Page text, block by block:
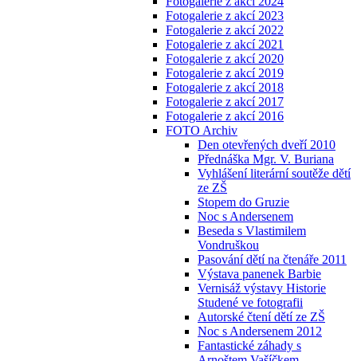
Fotogalerie z akcí 2023
Fotogalerie z akcí 2022
Fotogalerie z akcí 2021
Fotogalerie z akcí 2020
Fotogalerie z akcí 2019
Fotogalerie z akcí 2018
Fotogalerie z akcí 2017
Fotogalerie z akcí 2016
FOTO Archiv
Den otevřených dveří 2010
Přednáška Mgr. V. Buriana
Vyhlášení literární soutěže dětí
ze ZŠ
Stopem do Gruzie
Noc s Andersenem
Beseda s Vlastimilem
Vondruškou
Pasování dětí na čtenáře 2011
Výstava panenek Barbie
Vernisáž výstavy Historie
Studené ve fotografii
Autorské čtení dětí ze ZŠ
Noc s Andersenem 2012
Fantastické záhady s